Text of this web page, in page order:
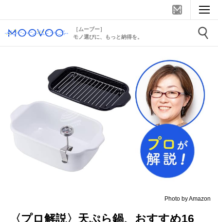
［ムーブー］
モノ選びに、もっと納得を。
Photo by Amazon
〈プロ解説〉天ぷら鍋、おすすめ16